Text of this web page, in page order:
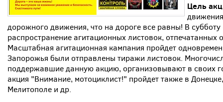
Цель
дорожного движения, что на дороге все равны! В
распространение агитационных листовок,
Масштабная агитационная кампания пройдет
Запорожья были отправлены тиражи листовок.
поддержавшие данную акцию, организовывают в своих
акция "Внимание, мотоциклист!" пройдет также в
Мелитополе и др.